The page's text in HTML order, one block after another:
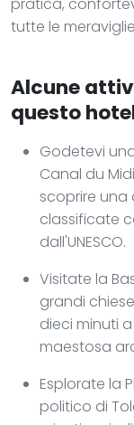
tutte le
Alcune
questo
Godetevi
Canal du
scoprire una
classificate
dall'UNESCO.
Visitate la
grandi
dieci minuti
maestosa
Esplorate la
politico di